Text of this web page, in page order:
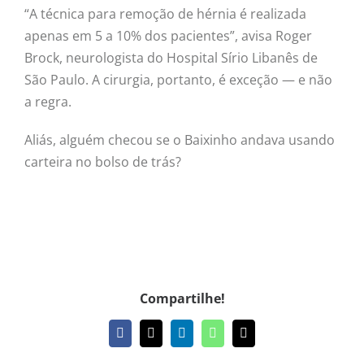
“A técnica para remoção de hérnia é realizada
apenas em 5 a 10% dos pacientes”, avisa Roger
Brock, neurologista do Hospital Sírio Libanês de
São Paulo. A cirurgia, portanto, é exceção — e não
a regra.
Aliás, alguém checou se o Baixinho andava usando
carteira no bolso de trás?
Compartilhe!
Facebook
X LinkedInWhatsApp
E-
mail